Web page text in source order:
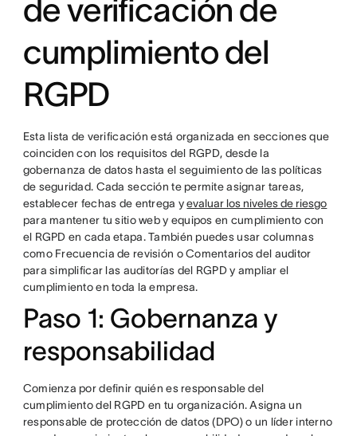
de verificación de
cumplimiento del
RGPD
Esta lista de verificación está organizada en secciones que
coinciden con los requisitos del RGPD, desde la
gobernanza de datos hasta el seguimiento de las políticas
de seguridad. Cada sección te permite asignar tareas,
establecer fechas de entrega yevaluar los niveles de riesgo
para mantener tu sitio web y equipos en cumplimiento con
el RGPD en cada etapa. También puedes usar columnas
como Frecuencia de revisión o Comentarios del auditor
para simplificar las auditorías del RGPD y ampliar el
cumplimiento en toda la empresa.
Paso 1: Gobernanza y
responsabilidad
Comienza por definir quién es responsable del
cumplimiento del RGPD en tu organización. Asigna un
responsable de protección de datos (DPO) o un líder interno